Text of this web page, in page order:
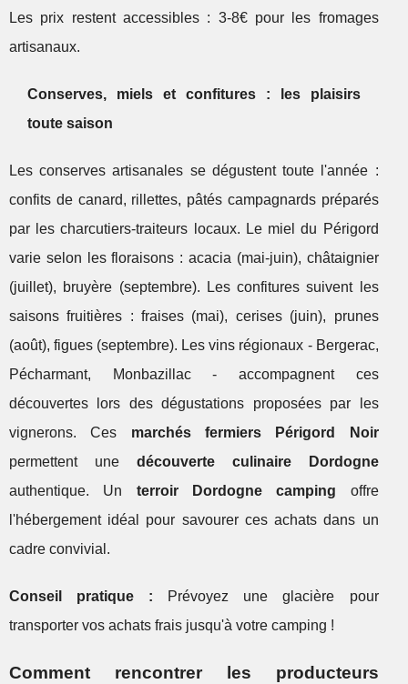
Les prix restent accessibles : 3-8€ pour les fromages
artisanaux.
Conserves, miels et confitures : les plaisirs
toute saison
Les conserves artisanales se dégustent toute l'année :
confits de canard, rillettes, pâtés campagnards préparés
par les charcutiers-traiteurs locaux. Le miel du Périgord
varie selon les floraisons : acacia (mai-juin), châtaignier
(juillet), bruyère (septembre). Les confitures suivent les
saisons fruitières : fraises (mai), cerises (juin), prunes
(août), figues (septembre). Les vins régionaux - Bergerac,
Pécharmant, Monbazillac - accompagnent ces
découvertes lors des dégustations proposées par les
vignerons. Ces marchés fermiers Périgord Noir
permettent une découverte culinaire Dordogne
authentique. Un terroir Dordogne camping offre
l'hébergement idéal pour savourer ces achats dans un
cadre convivial.
Conseil pratique : Prévoyez une glacière pour
transporter vos achats frais jusqu'à votre camping !
Comment rencontrer les producteurs